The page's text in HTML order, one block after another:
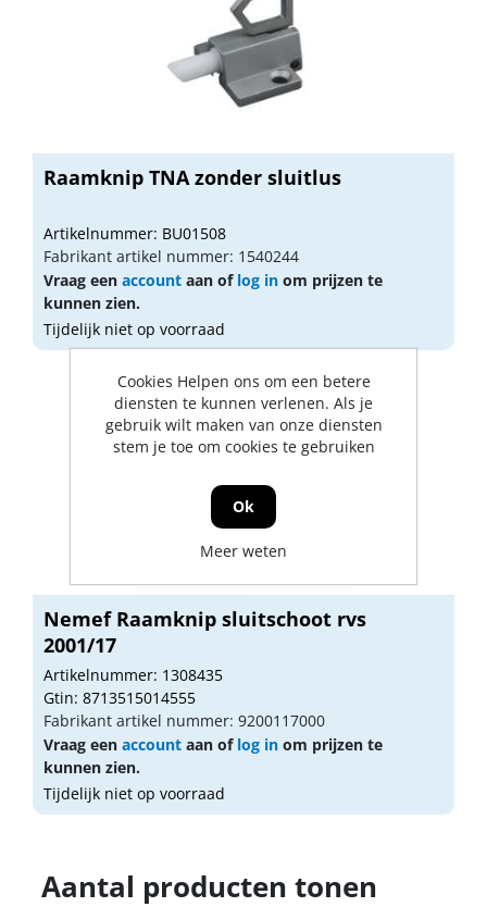
Raamknip TNA zonder sluitlus
Artikelnummer: BU01508
Fabrikant artikel nummer: 1540244
Vraag een account aan of log in om prijzen te
kunnen zien.
Tijdelijk niet op voorraad
Nemef Raamknip sluitschoot rvs
2001/17
Artikelnummer: 1308435
Gtin: 8713515014555
Fabrikant artikel nummer: 9200117000
Vraag een account aan of log in om prijzen te
kunnen zien.
Tijdelijk niet op voorraad
Aantal producten tonen
Cookies Helpen ons om een betere
diensten te kunnen verlenen. Als je
gebruik wilt maken van onze diensten
stem je toe om cookies te gebruiken
Ok
Meer weten